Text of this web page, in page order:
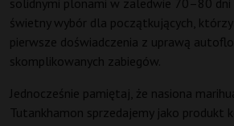
solidnymi plonami w zaledwie 70–80 dni
świetny wybór dla początkujących, którzy
pierwsze doświadczenia z uprawą
skomplikowanych zabiegów.
Jednocześnie pamiętaj, że nasiona
Tutankhamon sprzedajemy jako produkt